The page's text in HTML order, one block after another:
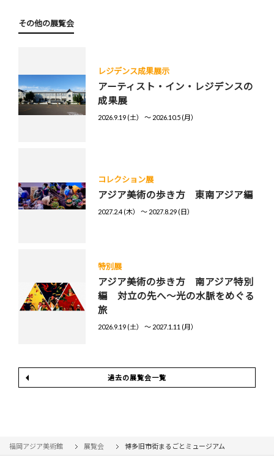
その他の展覧会
レジデンス成果展示
アーティスト・イン・レジデンスの
成果展
2026.9.19 (土） 〜 2026.10.5 (月）
コレクション展
アジア美術の歩き方 東南アジア編
2027.2.4 (木） 〜 2027.8.29 (日）
特別展
アジア美術の歩き方 南アジア特別
編 対立の先へ～光の水脈をめぐる
旅
2026.9.19 (土） 〜 2027.1.11 (月）
過去の展覧会一覧
福岡アジア美術館 展覧会 博多旧市街まるごとミュージアム